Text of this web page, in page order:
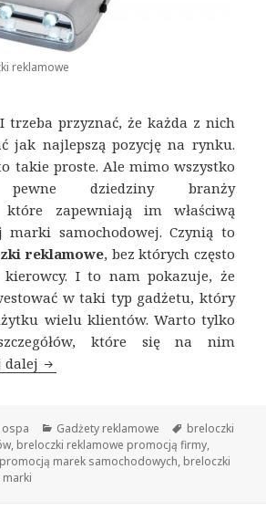
reklamowe
trzeba przyznać, że każda z nich
jak najlepszą pozycję na rynku.
takie proste. Ale mimo wszystko
pewne dziedziny branży
które zapewniają im właściwą
marki samochodowej. Czynią to
reklamowe, bez których często
I to nam pokazuje, że
w taki typ gadżetu, który
wielu klientów. Warto tylko
które się na nim
dalej Breloczki reklamowe promocją
Autor
ospa Kategorie
Gadżety reklamowe Tagi
breloczki
, breloczki reklamowe promocją firmy,
marek samochodowych, breloczki